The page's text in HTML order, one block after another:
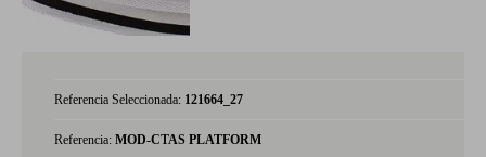
Referencia Seleccionada: 121664_27
Referencia: MOD-CTAS PLATFORM